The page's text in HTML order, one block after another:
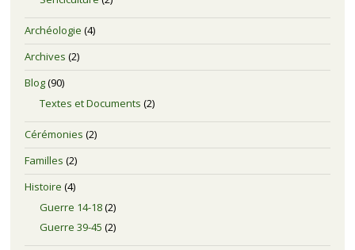
Archéologie (4)
Archives (2)
Blog(90)
Textes et Documents (2)
Cérémonies (2)
Familles (2)
Histoire (4)
Guerre 14-18(2)
Guerre 39-45 (2)